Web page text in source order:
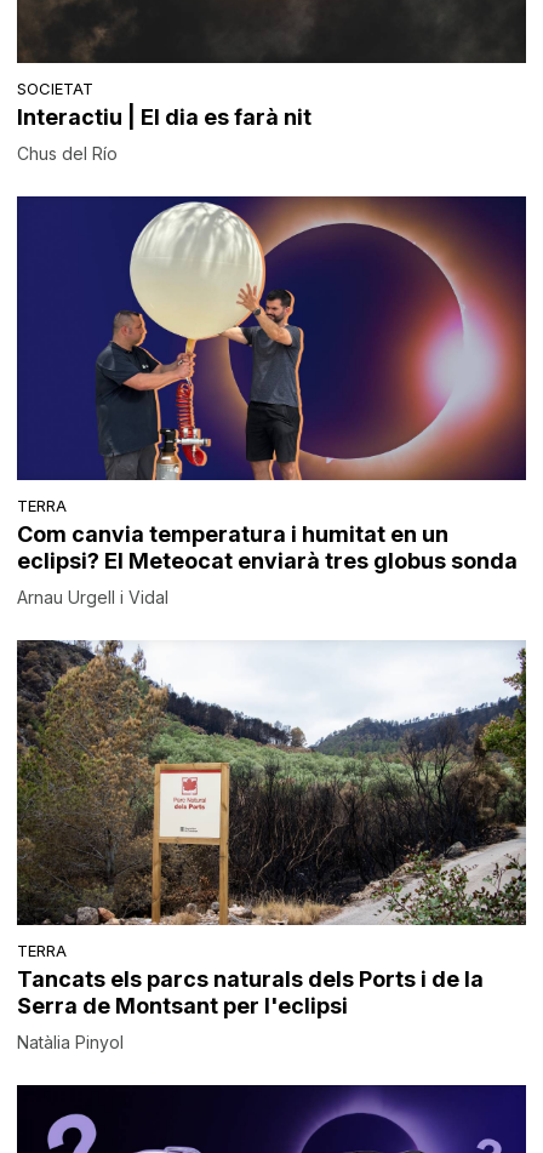
SOCIETAT
Interactiu | El dia es farà nit
Chus del Río
TERRA
Com canvia temperatura i humitat en un
eclipsi? El Meteocat enviarà tres globus sonda
Arnau Urgell i Vidal
TERRA
Tancats els parcs naturals dels Ports i de la
Serra de Montsant per l'eclipsi
Natàlia Pinyol